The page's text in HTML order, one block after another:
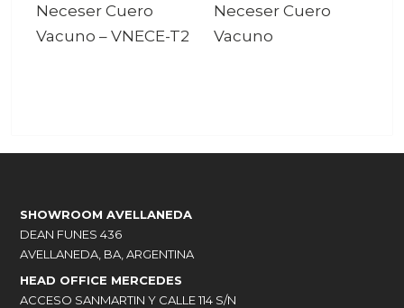
Neceser Cuero
Vacuno –VNECE-T2
Neceser Cuero
Vacuno
SHOWROOM AVELLANEDA
DEAN FUNES 436
AVELLANEDA, BA, ARGENTINA
HEAD OFFICE MERCEDES
ACCESO SANMARTIN Y CALLE 114 S/N